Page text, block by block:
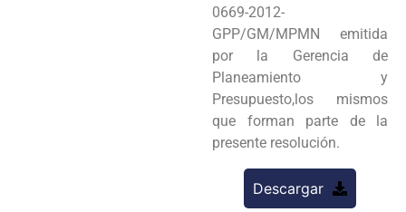
0669-2012-
GPP/GM/MPMN emitida
por la Gerencia de
Planeamiento y
Presupuesto,los mismos
que forman parte de la
presente resolución.
Descargar